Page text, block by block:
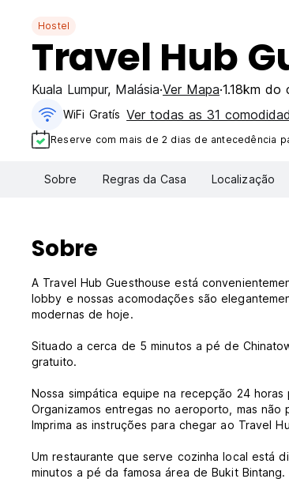
Hostel
Travel Hub
Kuala Lumpur, Malásia Ver Mapa 1.18km do
WiFi Gratís Ver todas as 31
Reserve com mais de 2 dias de antecedência
Sobre Regras da Casa Localização
Sobre
A Travel Hub Guesthouse está
lobby e nossas acomodações são
modernas de hoje.
Situado a cerca de 5 minutos a pé de
gratuito.
Nossa simpática equipe na recepção 24
Organizamos entregas no aeroporto, mas
Imprima as instruções para chegar ao Travel
Um restaurante que serve cozinha local está
minutos a pé da famosa área de Bukit